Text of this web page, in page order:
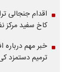
اقدام جنجالی
کاخ سفید مرکز
خبر مهم
ترمیم دستمزد